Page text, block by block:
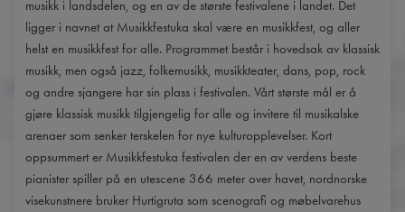
musikk i landsdelen, og en av de største festivalene i landet. Det
ligger i navnet at Musikkfestuka skal være en musikkfest, og aller
helst en musikkfest for alle. Programmet består i hovedsak av klassisk
musikk, men også jazz, folkemusikk, musikkteater, dans, pop, rock
og andre sjangere har sin plass i festivalen. Vårt største mål er å
gjøre klassisk musikk tilgjengelig for alle og invitere til musikalske
arenaer som senker terskelen for nye kulturopplevelser. Kort
oppsummert er Musikkfestuka festivalen der en av verdens beste
pianister spiller på en utescene 366 meter over havet, nordnorske
visekunstnere bruker Hurtigruta som scenografi og møbelvarehus